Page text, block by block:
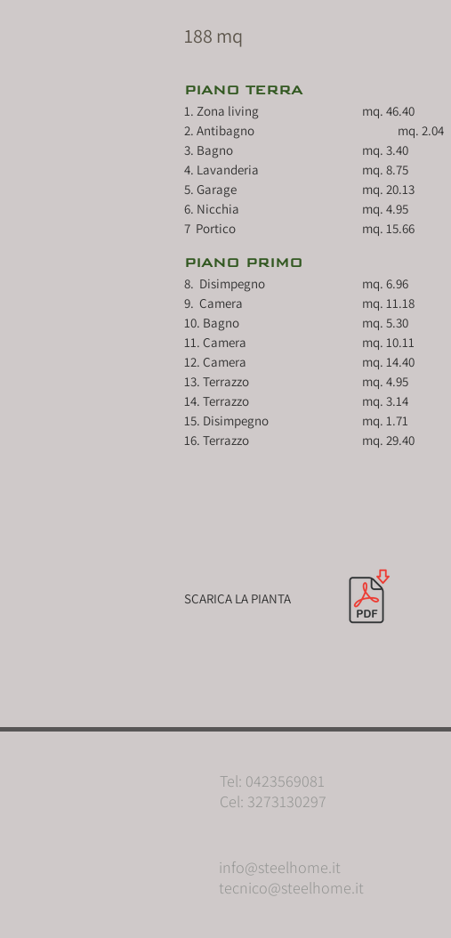
188 mq
PIANO TERRA
1. Zona living 			mq. 46.40
2. Antibagno				mq. 2.04
3. Bagno				mq. 3.40
4. Lavanderia			mq. 8.75
5. Garage				mq. 20.13
6. Nicchia			          	mq. 4.95
7  Portico 			          	mq. 15.66
PIANO PRIMO
8.  Disimpegno			mq. 6.96
9.  Camera 	                    		mq. 11.18
10. Bagno			          	mq. 5.30
11. Camera            			mq. 10.11
12. Camera            			mq. 14.40
13. Terrazzo				mq. 4.95
14. Terrazzo				mq. 3.14
15. Disimpegno			mq. 1.71
16. Terrazzo				mq. 29.40
SCARICA LA PIANTA
Tel: 0423569081
Cel: 3273130297
info@steelhome.it
tecnico@steelhome.it